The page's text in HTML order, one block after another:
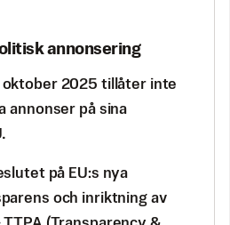
annonsering
oktober 2025 tillåter inte
annonser på sina
på EU:s nya
och inriktning av